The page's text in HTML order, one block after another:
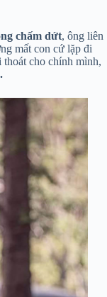
chấm dứt, ông liên
mất con cứ lặp đi
cho chính mình,